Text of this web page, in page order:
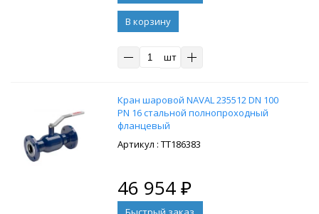
В корзину
шт
Кран шаровой NAVAL 235512 DN 100
PN 16 стальной полнопроходный
фланцевый
: ТТ186383
46 954₽